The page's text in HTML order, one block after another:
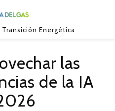
Energética
las
de la IA